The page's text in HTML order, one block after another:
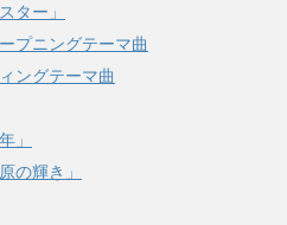
ター」
プニングテーマ曲
ングテーマ曲
」
の輝き」